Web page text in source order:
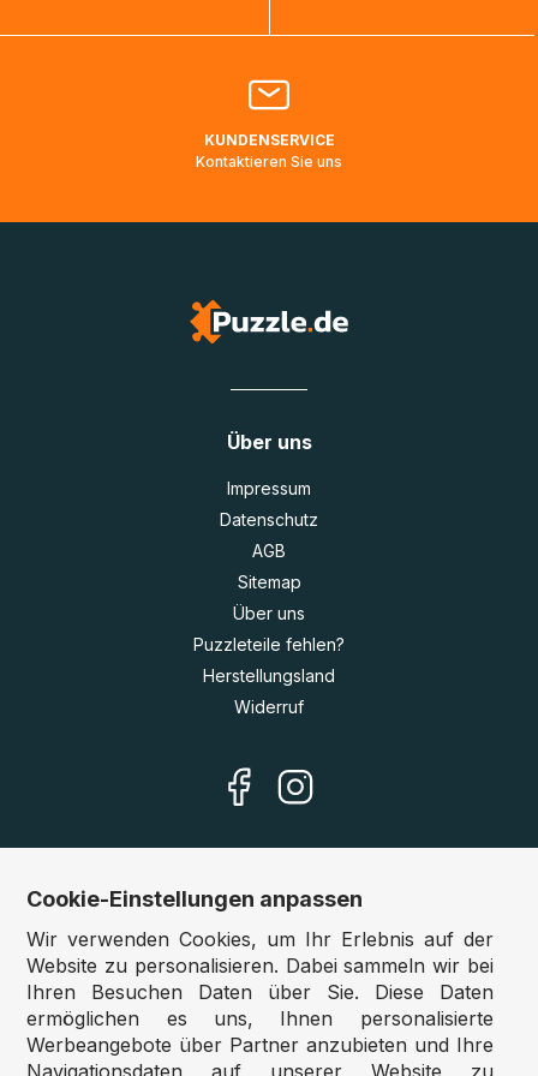
Bitte kontaktieren Sie denKundenservicefalls Ihr Paket
Lieferadressen in Deutschland oder Europa mehrere Tage
KUNDENSERVICE
Kontaktieren Sie uns
Über uns
Impressum
Datenschutz
AGB
Sitemap
Über uns
Puzzleteile fehlen?
Herstellungsland
Widerruf
Unsere Shops
Deutschland:www.puzzle.de
Österreich:
www.puzzle.at
Belgien:www.puzzle.be
Großbritannien:www.jigsawpuzzle.co.uk
Cookie-Einstellungen anpassen
Wir verwenden Cookies, um Ihr Erlebnis auf der
Website zu personalisieren. Dabei sammeln wir bei
Ihren Besuchen Daten über Sie. Diese Daten
ermöglichen es uns, Ihnen personalisierte
Werbeangebote über Partner anzubieten und Ihre
Navigationsdaten auf unserer Website zu